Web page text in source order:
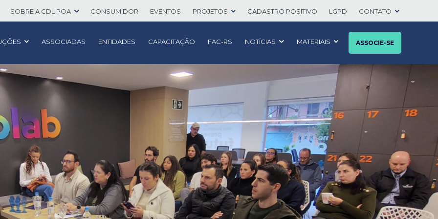
SOBRE A CDL POA CONSUMIDOR EVENTOS PROJETOS CADASTRO POSITIVO LGPD CONTATO
ASSOCIADAS ENTIDADES CAPACITAÇÃO FAC-RS NOTÍCIAS MATERIAIS ASSOCIE-SE